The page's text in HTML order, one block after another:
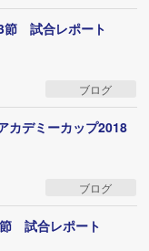
節 試合レポート
ブログ
カデミーカップ2018
ブログ
試合レポート